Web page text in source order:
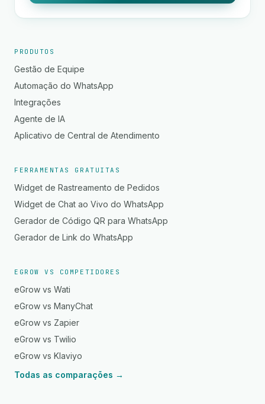
PRODUTOS
Gestão de Equipe
Automação do WhatsApp
Integrações
Agente de IA
Aplicativo de Central de Atendimento
FERRAMENTAS GRATUITAS
Widget de Rastreamento de Pedidos
Widget de Chat ao Vivo do WhatsApp
Gerador de Código QR para WhatsApp
Gerador de Link do WhatsApp
EGROW VS COMPETIDORES
eGrow vs Wati
eGrow vs ManyChat
eGrow vs Zapier
eGrow vs Twilio
eGrow vs Klaviyo
Todas as comparações →